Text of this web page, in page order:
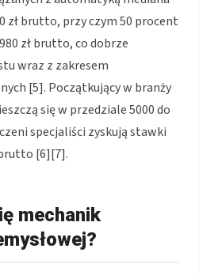
zł brutto, przy czym 50 procent
zł brutto, co dobrze
wraz z zakresem
[5]. Początkujący w branży
się w przedziale 5000 do
specjaliści zyskują stawki
[6][7].
mechanik